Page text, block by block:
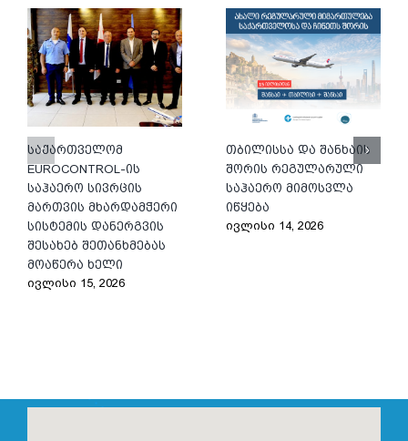
საქართველომ
EUROCONTROL-ის
საჰაერო სივრცის
მართვის მხარდამჭერი
სისტემის დანერგვის
შესახებ შეთანხმებას
მოაწერა ხელი
ივლისი 15, 2026
თბილისსა და შანხაის
შორის რეგულარული
საჰაერო მიმოსვლა
იწყება
ივლისი 14, 2026